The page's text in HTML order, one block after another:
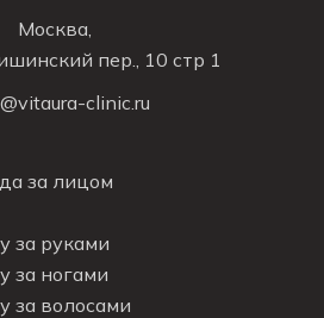
Москва,
пер., 10 стр 1
clinic.ru
за лицом
за руками
за ногами
за волосами